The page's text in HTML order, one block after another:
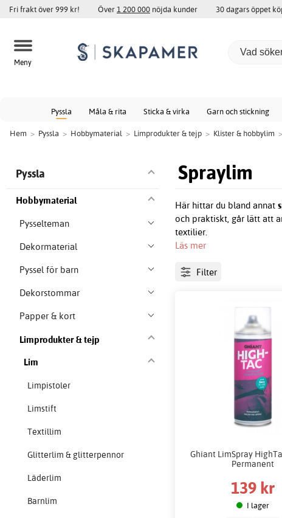
Fri frakt över 999 kr! Över1 200 000 nöjda kunder 30 dagars öppet
Meny
Pyssla Måla & rita Sticka & virka Garn och stickning
Hem > Pyssla > Hobbymaterial > Limprodukter & tejp > Klister & hobbylim >
Spraylim
Här hittar du bland annat
och praktiskt, går lätt att
textilier.
Läs mer
Pyssla
Hobbymaterial
Pysselteman
Dekormaterial
Pyssel för barn
Dekorstommar
Papper & kort
Limprodukter & tejp
Lim
Limpistoler
Limstift
Textillim
Glitterlim & glitterpennor
Läderlim
Barnlim
Filter
Ghiant LimSpray
Permanent
139 kr
I lager